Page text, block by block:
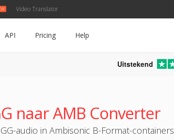
Video Translator
API Pricing Help
Uitstekend
naar AMB Converter
audio in Ambisonic B-Format-containers